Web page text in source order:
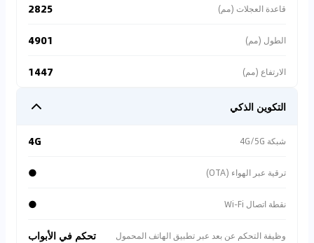
قاعدة العجلات (مم) 2825
الطول (مم) 4901
الارتفاع (مم) 1447
التكوين الذكي
شبكة 4G/5G 4G
ترقية عبر الهواء (OTA) ●
نقطة اتصال Wi-Fi ●
وظيفة التحكم عن بعد عبر تطبيق الهاتف المحمول تحكم في الأبواب